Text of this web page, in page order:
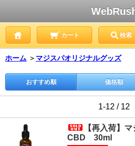
カート 検索
ホーム ＞ マジスパオリジナルグッズ
おすすめ順 価格順
1-12 / 12
【再入荷】
CBD 30ml